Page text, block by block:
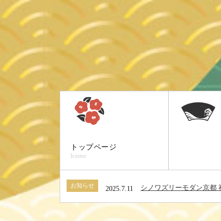
トップページ
home
お知らせ 2025.7.11 シノワズリーモダン京都